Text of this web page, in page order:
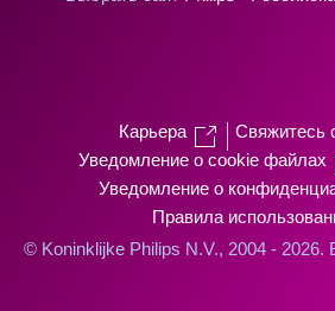
Карьера
Свяжитесь
Уведомление о cookie файлах
Уведомление о
Правила
© Koninklijke Philips N.V., 2004 -